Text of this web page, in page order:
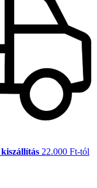
22.000 Ft-tól